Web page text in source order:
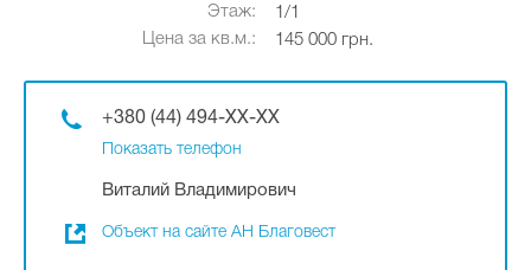
Этаж:
1/1
Цена за кв.м.:
145 000 грн.
+380 (44) 494-XX-XX
Показать телефон
Виталий Владимирович
Объект на сайте АН Благовест